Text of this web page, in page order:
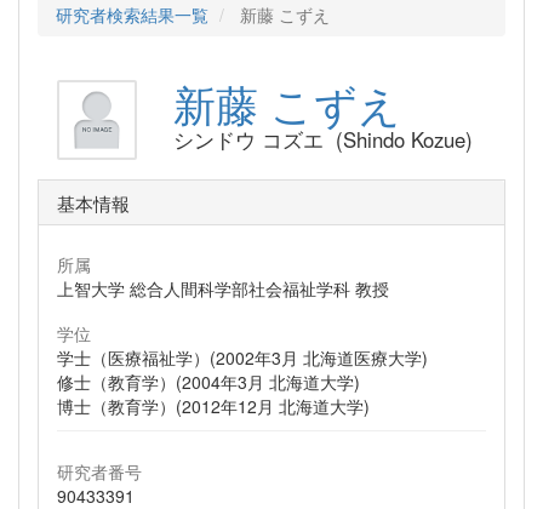
研究者検索結果一覧 新藤 こずえ
新藤 こずえ
シンドウ コズエ (Shindo Kozue)
基本情報
所属
上智大学 総合人間科学部社会福祉学科 教授
学位
学士（医療福祉学）(2002年3月 北海道医療大学)
修士（教育学）(2004年3月 北海道大学)
博士（教育学）(2012年12月 北海道大学)
研究者番号
90433391